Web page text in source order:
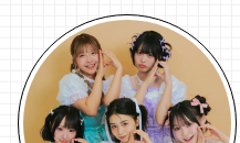
りりむチャン♡」